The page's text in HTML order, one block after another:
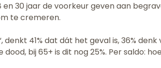
en 30 jaar de voorkeur geven aan
te cremeren.
denkt 41% dat dát het geval is, 36%
bij 65+ is dit nog 25%. Per saldo: